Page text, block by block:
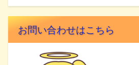
お問い合わせはこちら